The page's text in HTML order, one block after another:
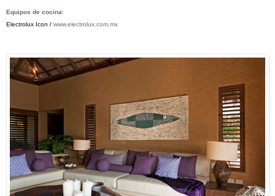
Equipos de cocina:
Electrolux Icon / www.electrolux .com.mx